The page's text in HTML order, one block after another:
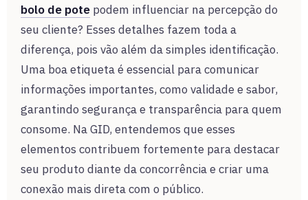
bolo de pote podem influenciar na percepção do
seu cliente? Esses detalhes fazem toda a
diferença, pois vão além da simples identificação.
Uma boa etiqueta é essencial para comunicar
informações importantes, como validade e sabor,
garantindo segurança e transparência para quem
consome. Na GID, entendemos que esses
elementos contribuem fortemente para destacar
seu produto diante da concorrência e criar uma
conexão mais direta com o público.